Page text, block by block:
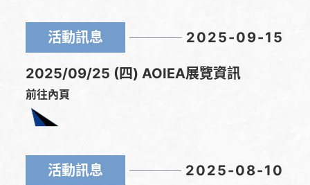
活動訊息 2025-09-15
2025/09/25 (四) AOIEA展覽資訊
前往內頁
活動訊息 2025-08-10